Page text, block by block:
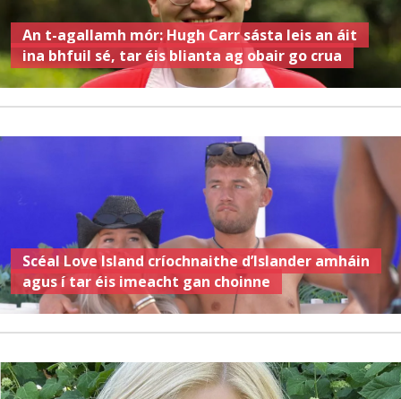
An t-agallamh mór: Hugh Carr sásta leis an áit
ina bhfuil sé, tar éis blianta ag obair go crua
Scéal Love Island críochnaithe d’Islander amháin
agus í tar éis imeacht gan choinne